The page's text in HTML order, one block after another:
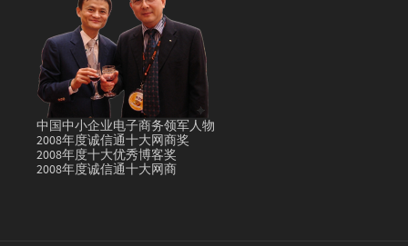
中国中小企业电子商务领军人物
2008年度诚信通十大网商奖
2008年度十大优秀博客奖
2008年度诚信通十大网商